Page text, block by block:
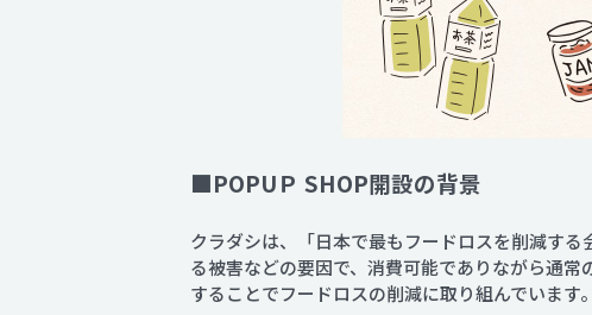
■POPUＰ SHOP開設の背景
クラダシは、「日本で最もフードロスを削減す
る被害などの要因で、消費可能でありながら通
することでフードロスの削減に取り組んでいます。